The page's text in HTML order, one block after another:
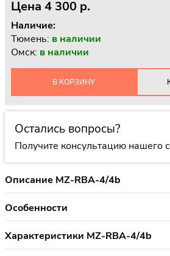
Цена 4 300 p.
Наличие:
Тюмень: в наличии
Омск: в наличии
В КОРЗИНУ
Остались вопросы?
Получите консультацию нашего
Описание MZ-RBA-4/4b
Особенности
Характеристики MZ-RBA-4/4b